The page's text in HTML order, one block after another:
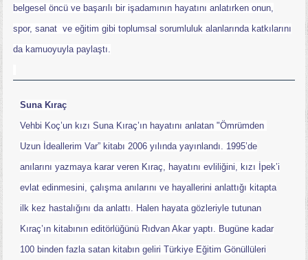
belgesel öncü ve başarılı bir işadamının hayatını anlatırken onun,
spor, sanat ve eğitim gibi toplumsal sorumluluk alanlarında katkılarını
da kamuoyuyla paylaştı.
Suna Kıraç
Vehbi Koç’un kızı Suna Kıraç’ın hayatını anlatan "Ömrümden
Uzun İdeallerim Var” kitabı 2006 yılında yayınlandı. 1995’de
anılarını yazmaya karar veren Kıraç, hayatını evliliğini, kızı İpek’i
evlat edinmesini, çalışma anılarını ve hayallerini anlattığı kitapta
ilk kez hastalığını da anlattı. Halen hayata gözleriyle tutunan
Kıraç’ın kitabının editörlüğünü Rıdvan Akar yaptı. Bugüne kadar
100 binden fazla satan kitabın geliri Türkiye Eğitim Gönüllüleri